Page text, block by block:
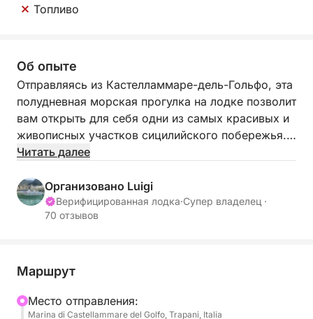
Топливо
Об опыте
Отправляясь из Кастелламмаре-дель-Гольфо, эта
полудневная морская прогулка на лодке позволит
вам открыть для себя одни из самых красивых и
живописных участков сицилийского побережья.
Эта экскурсия предназначена для тех, кто хочет
захватывающими видами и остановками в
кристально чистых водах.
достигнет Кала-Бьянка, одной из самых любимых
насыщенным цветом моря и спокойной
Читать далее
Организовано Luigi
Верифицированная лодка·Супер владелец ·
70 отзывов
Маршрут
Mесто отправления:
Marina di Castellammare del Golfo, Trapani, Italia